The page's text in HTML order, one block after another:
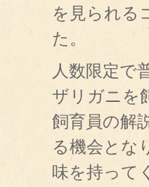
を見られる
た。
人数限定で
ザリガニを
飼育員の解
る機会とな
味を持って